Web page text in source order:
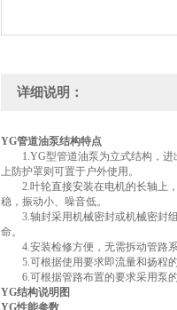
详细说明：
YG管道油泵结构特点
1.YG型管道油泵为立式结构，进
上防护罩则可置于户外使用。
2.叶轮直接安装在电机的长轴上，
稳，振动小、噪音低。
3.轴封采用机械密封或机械密封组
命。
4.安装检修方便，无需拆动管路系
5.可根据使用要求即流量和扬程的
6.可根据管路布置的要求采用泵的
YG结构说明图
YG性能参数